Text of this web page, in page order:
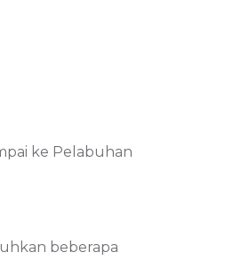
ke Pelabuhan
beberapa